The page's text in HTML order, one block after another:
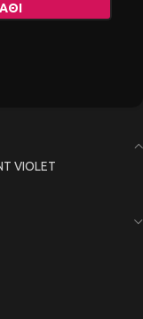
VIOLET